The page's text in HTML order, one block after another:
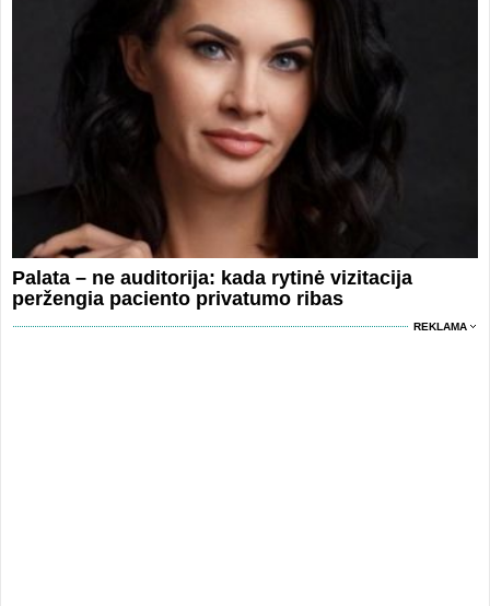
Palata – ne auditorija: kada rytinė vizitacija
peržengia paciento privatumo ribas
REKLAMA